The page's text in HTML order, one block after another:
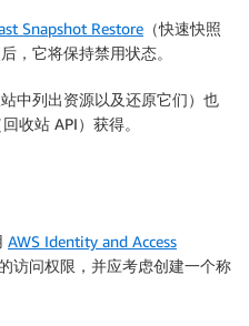
Snapshot Restore （快速快照
，它将保持禁用状态。
中列出资源以及还原它们）也
回收站 API）获得。
AWS Identity and Access
访问权限，并应考虑创建一个称